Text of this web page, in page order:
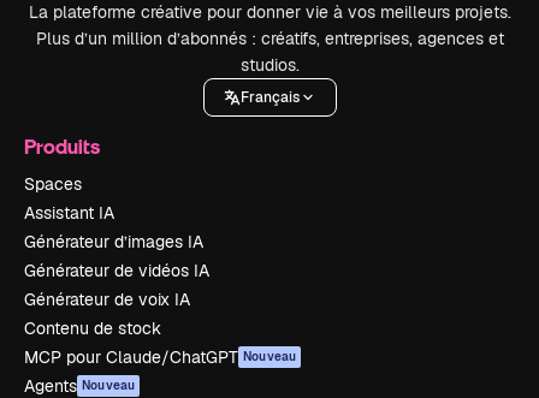
La plateforme créative pour donner vie à vos meilleurs projets.
Plus d’un million d’abonnés : créatifs, entreprises, agences et
studios.
Français
Produits
Spaces
Assistant IA
Générateur d’images IA
Générateur de vidéos IA
Générateur de voix IA
Contenu de stock
MCP pour Claude/ChatGPT Nouveau
Agents Nouveau